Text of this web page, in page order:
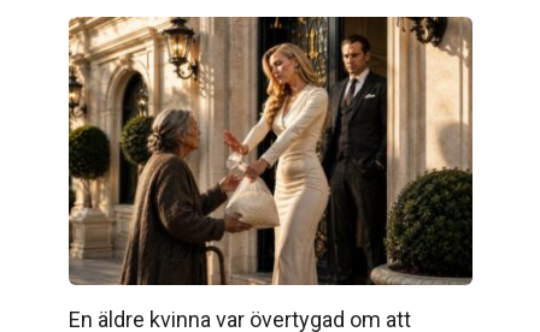
En äldre kvinna var övertygad om att